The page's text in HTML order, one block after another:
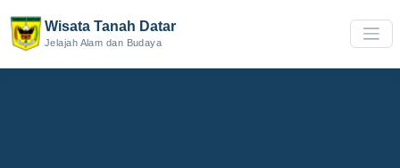
Wisata Tanah Datar
Jelajah Alam dan Budaya